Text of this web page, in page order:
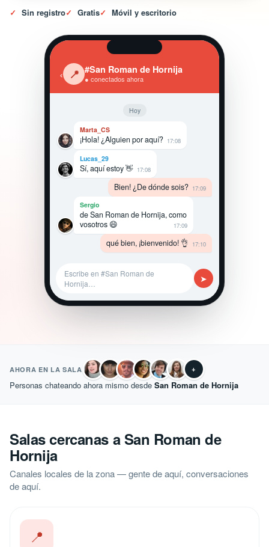
✓ Sin registro✓ Gratis✓ Móvil y escritorio
‹ 📍 #San Roman de Hornija
● conectados ahora
Hoy
Marta_CS
¡Hola! ¿Alguien por aquí? 17:08
Lucas_29
Sí, aquí estoy 👋 17:08
Bien! ¿De dónde sois? 17:09
Sergio
de San Roman de Hornija, como
vosotros 😄
17:09
qué bien, ¡bienvenido! 👌 17:10
Escribe en #San Roman de
Hornija…
➤
AHORA EN LA SALA +
Personas chateando ahora mismo desde San Roman de Hornija
Salas cercanas a San Roman de
Hornija
Canales locales de la zona — gente de aquí, conversaciones
de aquí.
📍